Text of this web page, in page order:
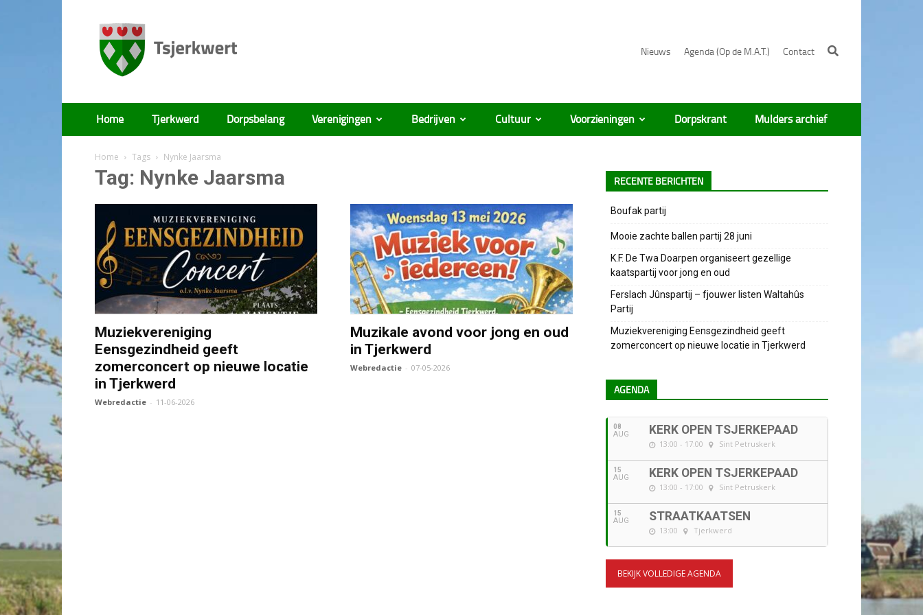
Nieuws Agenda (Op de M.A.T.) Contact
Tsjerkwert
Home Tjerkwerd Dorpsbelang Verenigingen Bedrijven Cultuur Voorzieningen Dorpskrant Mulders archief
Home Tags Nynke Jaarsma
Tag: Nynke Jaarsma
Muziekvereniging
Eensgezindheid geeft
zomerconcert op nieuwe locatie
in Tjerkwerd
Webredactie - 11-06-2026
Muzikale avond voor jong en oud
in Tjerkwerd
Webredactie - 07-05-2026
RECENTE BERICHTEN
Boufak partij
Mooie zachte ballen partij 28 juni
K.F. De Twa Doarpen organiseert gezellige
kaatspartij voor jong en oud
Ferslach Jûnspartij – fjouwer listen Waltahûs
Partij
Muziekvereniging Eensgezindheid geeft
zomerconcert op nieuwe locatie in Tjerkwerd
AGENDA
08
AUG KERK OPEN TSJERKEPAAD
13:00 - 17:00 Sint Petruskerk
15
AUG KERK OPEN TSJERKEPAAD
13:00 - 17:00 Sint Petruskerk
15
AUG STRAATKAATSEN
13:00 Tjerkwerd
BEKIJK VOLLEDIGE AGENDA